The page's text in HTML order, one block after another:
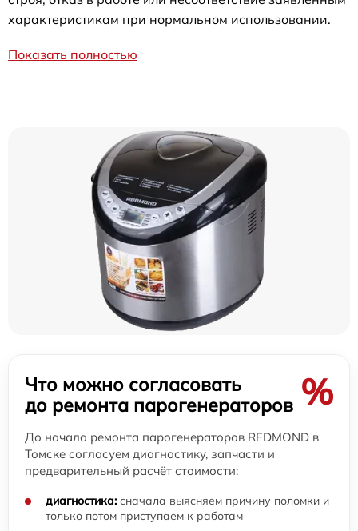
характеристикам при нормальном использовании.
Показать полностью
Что можно согласовать
до ремонта парогенераторов %
До начала ремонта парогенераторов REDMOND в
Томске согласуем диагностику, запчасти и
предварительный расчёт стоимости:
диагностика: сначала выясняем причину поломки и
только потом приступаем к работам